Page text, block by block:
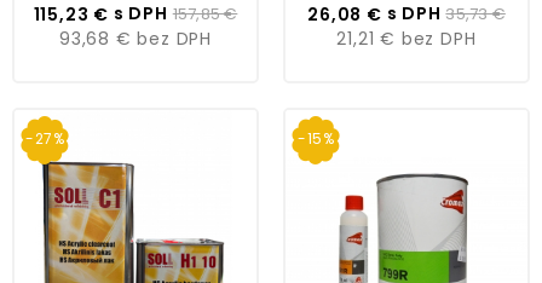
115,23 € s DPH 157,85 €
93,68 € bez DPH
26,08 € s DPH 35,73 €
21,21 € bez DPH
-27% -15%